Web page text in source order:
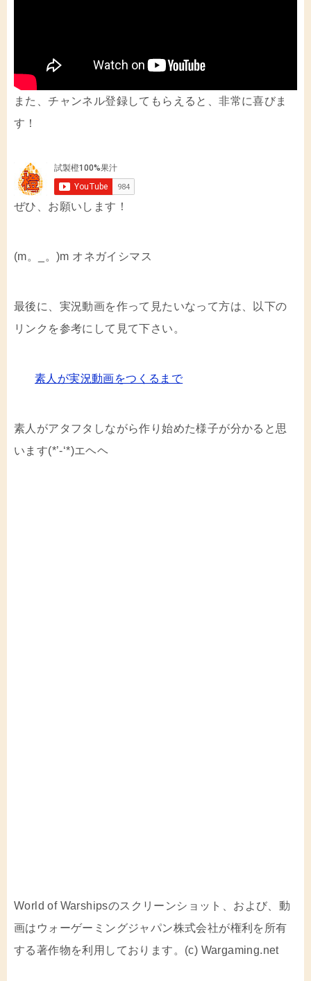
また、チャンネル登録してもらえると、非常に喜びま
す！
ぜひ、お願いします！
(m。_。)m オネガイシマス
最後に、実況動画を作って見たいなって方は、以下の
リンクを参考にして見て下さい。
素人が実況動画をつくるまで
素人がアタフタしながら作り始めた様子が分かると思
います(*’-‘*)エヘヘ
World of Warshipsのスクリーンショット、および、動
画はウォーゲーミングジャパン株式会社が権利を所有
する著作物を利用しております。(c) Wargaming.net